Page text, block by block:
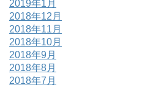
2019年1月
2018年12月
2018年11月
2018年10月
2018年9月
2018年8月
2018年7月